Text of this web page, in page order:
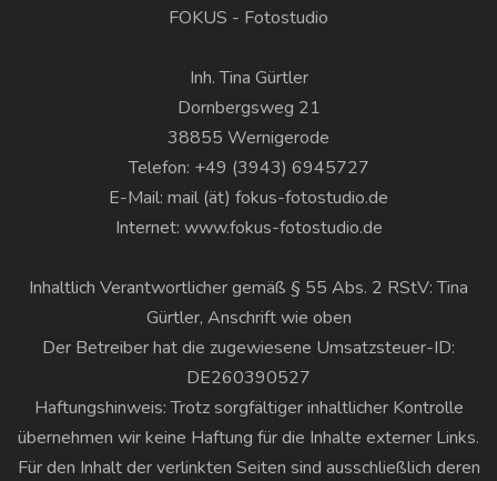
FOKUS - Fotostudio
Inh. Tina Gürtler
Dornbergsweg 21
38855 Wernigerode
Telefon: +49 (3943) 6945727
E-Mail: mail (ät) fokus-fotostudio.de
Internet: www.fokus-fotostudio.de
Inhaltlich Verantwortlicher gemäß § 55 Abs. 2 RStV: Tina
Gürtler, Anschrift wie oben
Der Betreiber hat die zugewiesene Umsatzsteuer-ID:
DE260390527
Haftungshinweis: Trotz sorgfältiger inhaltlicher Kontrolle
übernehmen wir keine Haftung für die Inhalte externer Links.
Für den Inhalt der verlinkten Seiten sind ausschließlich deren